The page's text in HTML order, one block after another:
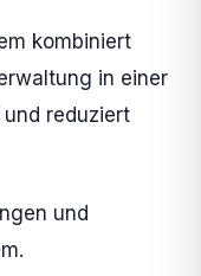
kombiniert
in einer
reduziert
und